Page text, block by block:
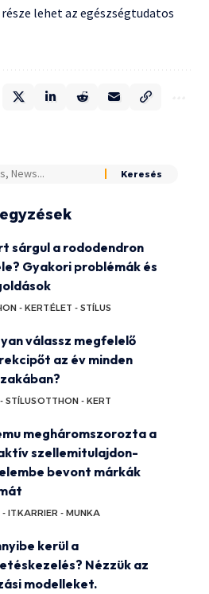
lehet az egészségtudatos
sárgul a rododendron
Gyakori problémák és
- KERTÉLET - STÍLUS
válassz megfelelő
az év minden
STÍLUSOTTHON - KERT
megháromszorozta a
szellemitulajdon-
bevont márkák
- ITKARRIER - MUNKA
kerül a
Nézzük az
modelleket.